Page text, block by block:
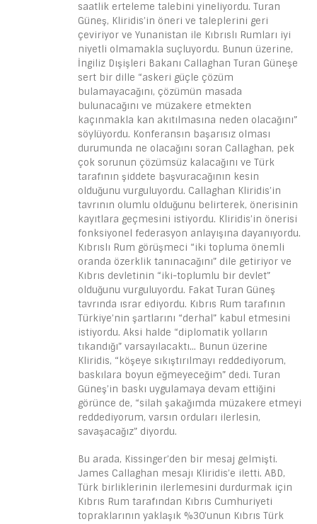
saatlik erteleme talebini yineliyordu. Turan
Güneş, Kliridis’in öneri ve taleplerini geri
çeviriyor ve Yunanistan ile Kıbrıslı Rumları iyi
niyetli olmamakla suçluyordu. Bunun üzerine,
İngiliz Dışişleri Bakanı Callaghan Turan Güneşe
sert bir dille “askeri güçle çözüm
bulamayacağını, çözümün masada
bulunacağını ve müzakere etmekten
kaçınmakla kan akıtılmasına neden olacağını”
söylüyordu. Konferansın başarısız olması
durumunda ne olacağını soran Callaghan, pek
çok sorunun çözümsüz kalacağını ve Türk
tarafının şiddete başvuracağının kesin
olduğunu vurguluyordu. Callaghan Kliridis’in
tavrının olumlu olduğunu belirterek, önerisinin
kayıtlara geçmesini istiyordu. Kliridis’in önerisi
fonksiyonel federasyon anlayışına dayanıyordu.
Kıbrıslı Rum görüşmeci “iki topluma önemli
oranda özerklik tanınacağını” dile getiriyor ve
Kıbrıs devletinin “iki-toplumlu bir devlet”
olduğunu vurguluyordu. Fakat Turan Güneş
tavrında ısrar ediyordu. Kıbrıs Rum tarafının
Türkiye’nin şartlarını “derhal” kabul etmesini
istiyordu. Aksi halde “diplomatik yolların
tıkandığı” varsayılacaktı… Bunun üzerine
Kliridis, “köşeye sıkıştırılmayı reddediyorum,
baskılara boyun eğmeyeceğim” dedi. Turan
Güneş’in baskı uygulamaya devam ettiğini
görünce de, “silah şakağımda müzakere etmeyi
reddediyorum, varsın orduları ilerlesin,
savaşacağız” diyordu.
Bu arada, Kissinger’den bir mesaj gelmişti.
James Callaghan mesajı Kliridis’e iletti. ABD,
Türk birliklerinin ilerlemesini durdurmak için
Kıbrıs Rum tarafından Kıbrıs Cumhuriyeti
topraklarının yaklaşık %30’unun Kıbrıs Türk